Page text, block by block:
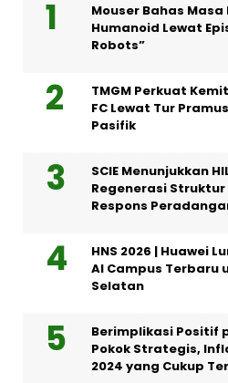
Mouser Bahas
Humanoid Lewat
Robots”
TMGM Perkuat
FC Lewat Tur
Pasifik
SCIE Menunjukkan
Regenerasi
Respons
HNS 2026 | Huawei
AI Campus Terbaru
Selatan
Berimplikasi Positif
Pokok Strategis,
2024 yang Cukup